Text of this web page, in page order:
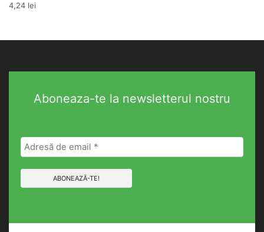
4,24 lei
Aboneaza-te la newsletterul nostru